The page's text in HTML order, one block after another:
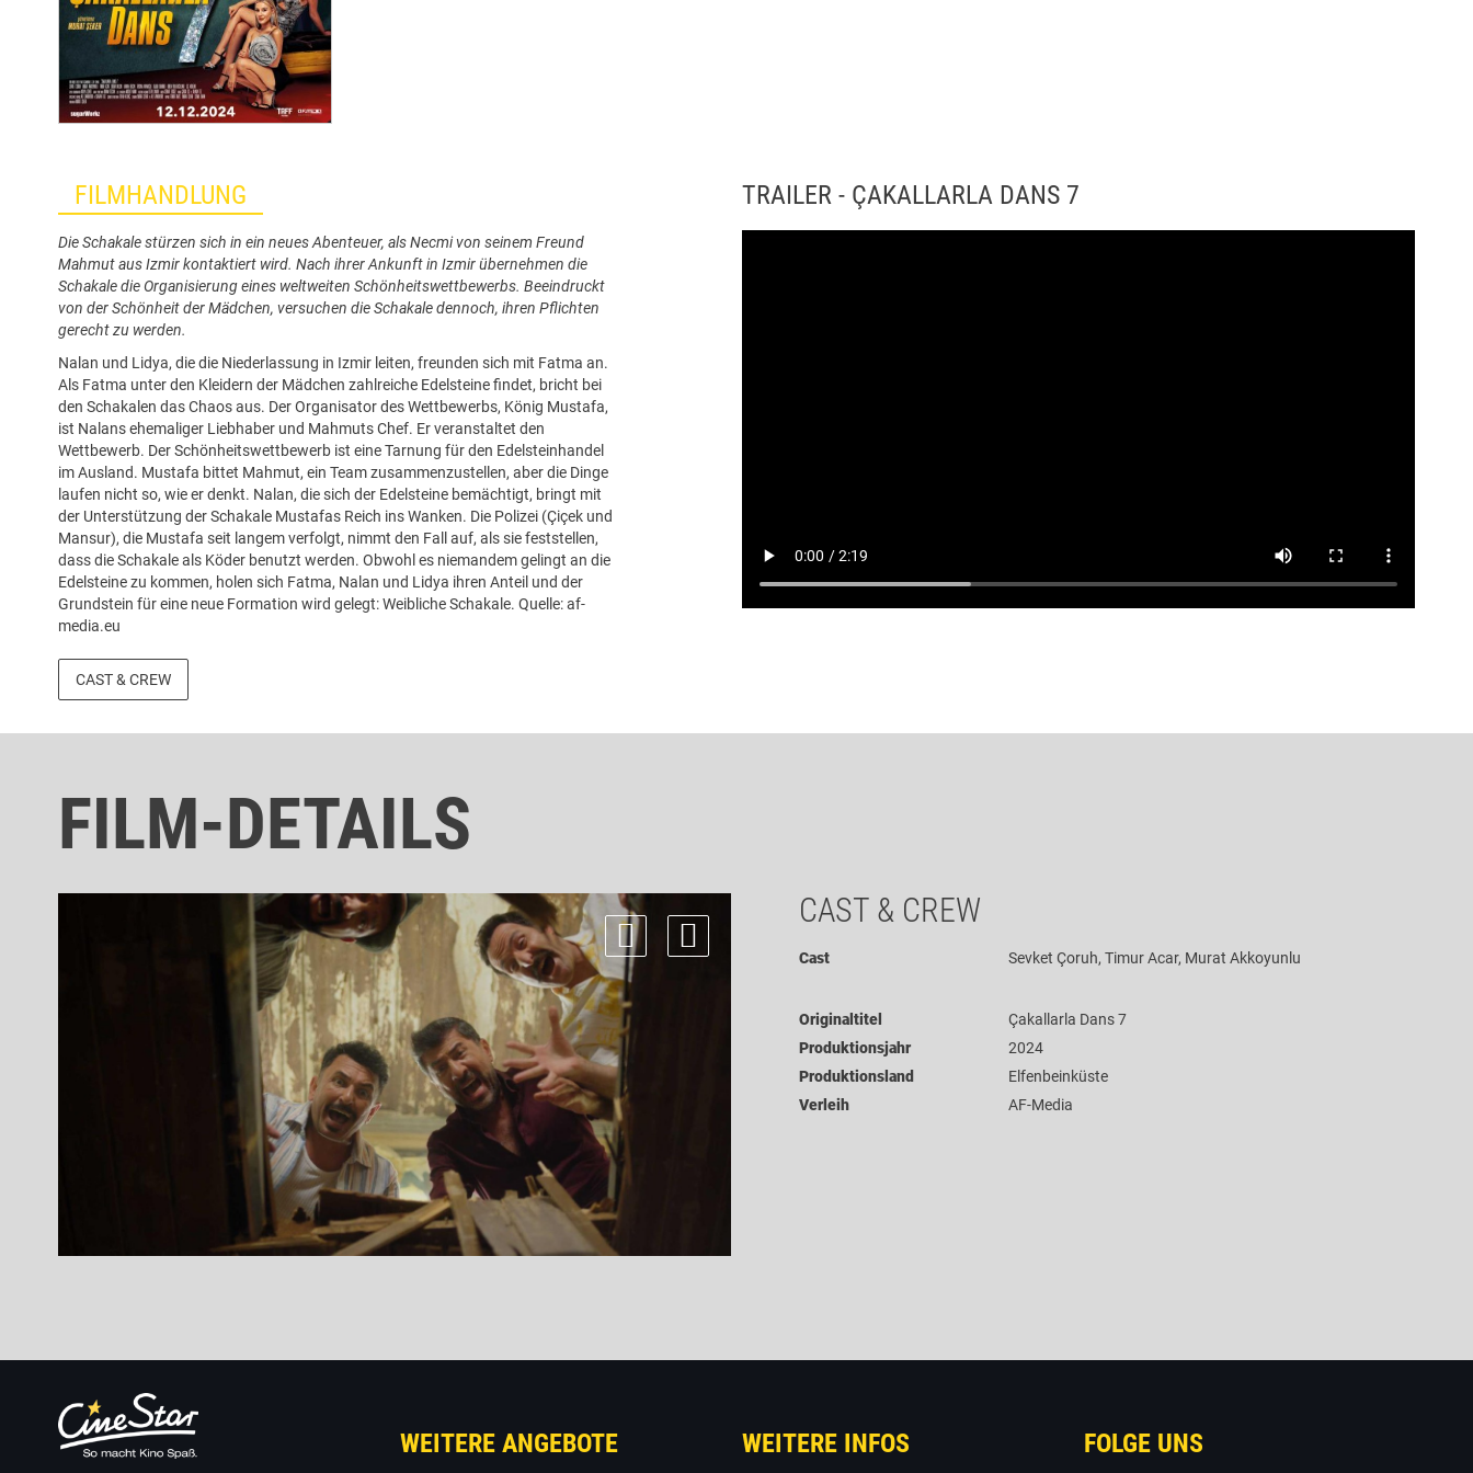
FILMHANDLUNG
Die Schakale stürzen sich in ein neues Abenteuer, als Necmi von seinem Freund
Mahmut aus Izmir kontaktiert wird. Nach ihrer Ankunft in Izmir übernehmen die
Schakale die Organisierung eines weltweiten Schönheitswettbewerbs. Beeindruckt
von der Schönheit der Mädchen, versuchen die Schakale dennoch, ihren Pflichten
gerecht zu werden.
Nalan und Lidya, die die Niederlassung in Izmir leiten, freunden sich mit Fatma an.
Als Fatma unter den Kleidern der Mädchen zahlreiche Edelsteine findet, bricht bei
den Schakalen das Chaos aus. Der Organisator des Wettbewerbs, König Mustafa,
ist Nalans ehemaliger Liebhaber und Mahmuts Chef. Er veranstaltet den
Wettbewerb. Der Schönheitswettbewerb ist eine Tarnung für den Edelsteinhandel
im Ausland. Mustafa bittet Mahmut, ein Team zusammenzustellen, aber die Dinge
laufen nicht so, wie er denkt. Nalan, die sich der Edelsteine bemächtigt, bringt mit
der Unterstützung der Schakale Mustafas Reich ins Wanken. Die Polizei (Çiçek und
Mansur), die Mustafa seit langem verfolgt, nimmt den Fall auf, als sie feststellen,
dass die Schakale als Köder benutzt werden. Obwohl es niemandem gelingt an die
Edelsteine zu kommen, holen sich Fatma, Nalan und Lidya ihren Anteil und der
Grundstein für eine neue Formation wird gelegt: Weibliche Schakale. Quelle: af-
media.eu
CAST & CREW
TRAILER - ÇAKALLARLA DANS 7
FILM-DETAILS
CAST & CREW
Cast Sevket Çoruh, Timur Acar, Murat Akkoyunlu
Originaltitel
Çakallarla Dans 7
Produktionsjahr
2024
Produktionsland
Elfenbeinküste
Verleih
AF-Media
WEITERE ANGEBOTE WEITERE INFOS FOLGE UNS